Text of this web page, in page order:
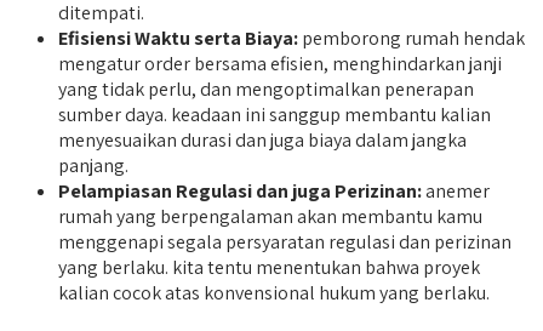
ditempati.
Efisiensi Waktu serta Biaya:pemborong rumah hendak
mengatur order bersama efisien, menghindarkan janji
yang tidak perlu, dan mengoptimalkan penerapan
sumber daya. keadaan ini sanggup membantu kalian
menyesuaikan durasi dan juga biaya dalam jangka
panjang.
Pelampiasan Regulasi dan juga Perizinan:anemer
rumah yang berpengalaman akan membantu kamu
menggenapi segala persyaratan regulasi dan perizinan
yang berlaku. kita tentu menentukan bahwa proyek
kalian cocok atas konvensional hukum yang berlaku.